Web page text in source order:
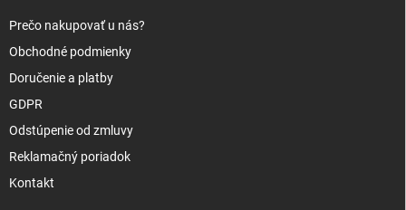
Prečo nakupovať u nás?
Obchodné podmienky
Doručenie a platby
GDPR
Odstúpenie od zmluvy
Reklamačný poriadok
Kontakt